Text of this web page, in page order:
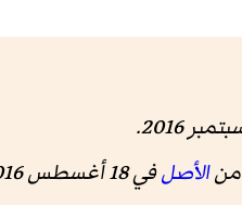
.
الأصلفي 18 أغسطس 2016